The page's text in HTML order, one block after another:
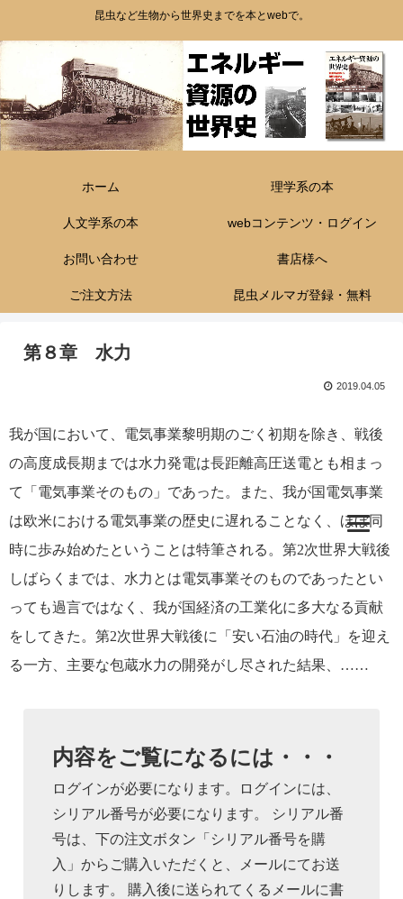
昆虫など生物から世界史までを本とwebで。
ホーム 理学系の本
人文学系の本 webコンテンツ・ログイン
お問い合わせ 書店様へ
ご注文方法 昆虫メルマガ登録・無料
第８章 水力
2019.04.05
我が国において、電気事業黎明期のごく初期を除き、戦後
の高度成長期までは水力発電は長距離高圧送電とも相まっ
て「電気事業そのもの」であった。また、我が国電気事業
は欧米における電気事業の歴史に遅れることなく、ほぼ同
時に歩み始めたということは特筆される。第2次世界大戦後
しばらくまでは、水力とは電気事業そのものであったとい
っても過言ではなく、我が国経済の工業化に多大なる貢献
をしてきた。第2次世界大戦後に「安い石油の時代」を迎え
る一方、主要な包蔵水力の開発がし尽された結果、……
内容をご覧になるには・・・
ログインが必要になります。ログインには、
シリアル番号が必要になります。 シリアル番
号は、下の注文ボタン「シリアル番号を購
入」からご購入いただくと、メールにてお送
りします。 購入後に送られてくるメールに書